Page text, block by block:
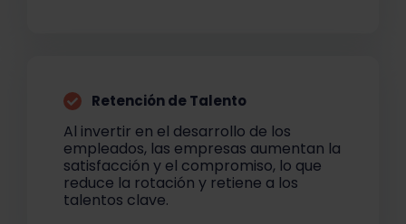
Retención de Talento
Al invertir en el desarrollo de los
empleados, las empresas aumentan la
satisfacción y el compromiso, lo que
reduce la rotación y retiene a los
talentos clave.